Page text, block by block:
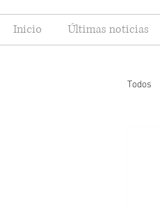
Inicio Últimas noticias
Todos